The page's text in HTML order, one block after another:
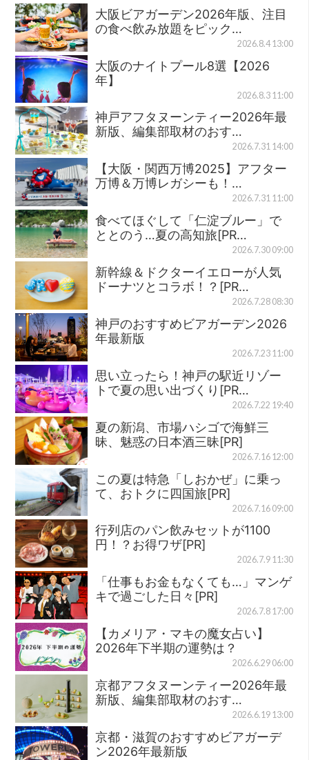
大阪ビアガーデン2026年版、注目
の食べ飲み放題をピック…
2026.8.4 13:00
大阪のナイトプール8選【2026
年】
2026.8.3 11:00
神戸アフタヌーンティー2026年最
新版、編集部取材のおす…
2026.7.31 14:00
【大阪・関西万博2025】アフター
万博＆万博レガシーも！…
2026.7.31 11:00
食べてほぐして「仁淀ブルー」で
ととのう…夏の高知旅[PR…
2026.7.30 09:00
新幹線＆ドクターイエローが人気
ドーナツとコラボ！？[PR…
2026.7.28 08:30
神戸のおすすめビアガーデン2026
年最新版
2026.7.23 11:00
思い立ったら！神戸の駅近リゾー
トで夏の思い出づくり[PR…
2026.7.22 19:40
夏の新潟、市場ハシゴで海鮮三
昧、魅惑の日本酒三昧[PR]
2026.7.16 12:00
この夏は特急「しおかぜ」に乗っ
て、おトクに四国旅[PR]
2026.7.16 09:00
行列店のパン飲みセットが1100
円！？お得ワザ[PR]
2026.7.9 11:30
「仕事もお金もなくても…」マンゲ
キで過ごした日々[PR]
2026.7.8 17:00
【カメリア・マキの魔女占い】
2026年下半期の運勢は？
2026.6.29 06:00
京都アフタヌーンティー2026年最
新版、編集部取材のおす…
2026.6.19 13:00
京都・滋賀のおすすめビアガーデ
ン2026年最新版